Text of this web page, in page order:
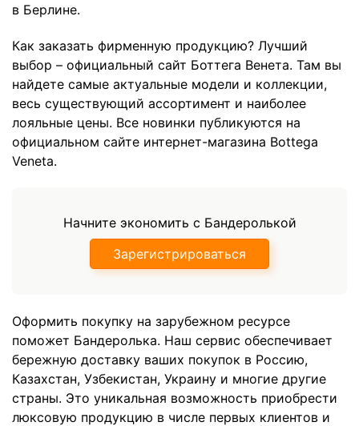
в Берлине.
Как заказать фирменную продукцию? Лучший
выбор – официальный сайт Боттега Венета. Там вы
найдете самые актуальные модели и коллекции,
весь существующий ассортимент и наиболее
лояльные цены. Все новинки публикуются на
официальном сайте интернет-магазина Bottega
Veneta.
Начните экономить с Бандеролькой
Зарегистрироваться
Оформить покупку на зарубежном ресурсе
поможет Бандеролька. Наш сервис обеспечивает
бережную доставку ваших покупок в Россию,
Казахстан, Узбекистан, Украину и многие другие
страны. Это уникальная возможность приобрести
люксовую продукцию в числе первых клиентов и